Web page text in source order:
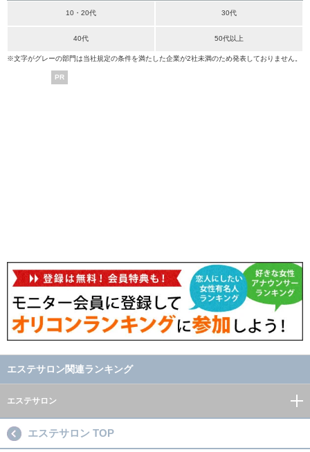
10・20代 30代
40代 50代以上
※文字がグレーの部門は当社規定の条件を満たした企業が2社未満のため発表しておりません。
PR
エステサロン関連ランキング
エステサロン
エステサロン TOP